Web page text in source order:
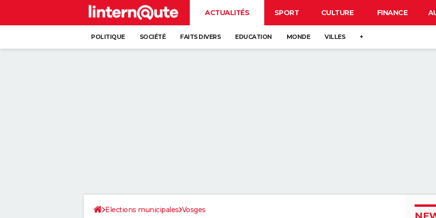
ACTUALITÉS SPORT CULTURE FINANCE
POLITIQUE SOCIÉTÉ FAITS DIVERS EDUCATION MONDE VILLES +
Elections municipales Vosges